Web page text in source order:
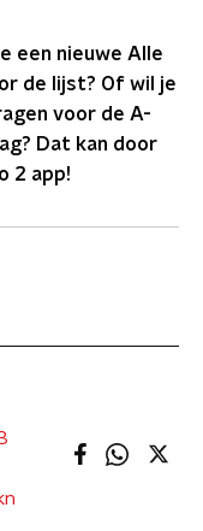
een nieuwe Alle
de lijst? Of wil je
voor de A-
Dat kan door
2 app!